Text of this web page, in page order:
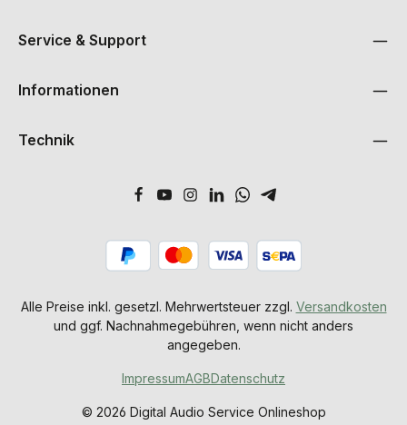
Service & Support
Informationen
Technik
Alle Preise inkl. gesetzl. Mehrwertsteuer zzgl. Versandkosten
und ggf. Nachnahmegebühren, wenn nicht anders
angegeben.
© 2026 Digital Audio Service Onlineshop
ImpressumAGBDatenschutz